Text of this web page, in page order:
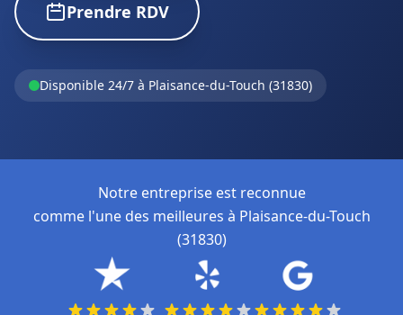
Prendre RDV
Disponible 24/7 à Plaisance-du-Touch (31830)
Notre entreprise est reconnue
comme l'une des meilleures à Plaisance-du-Touch
(31830)